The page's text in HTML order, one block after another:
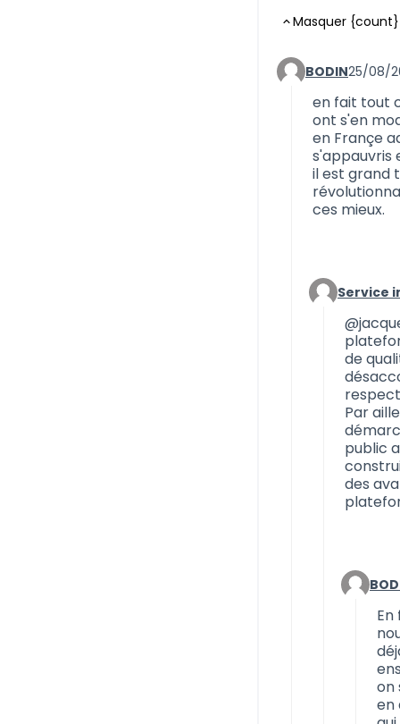
Masquer
Commentaire
BODIN25/08/
en fait tout
ont s'en
en Françe
s'appauvris
il est grand
ces mieux.
Service
de
Par
public
des
on
en